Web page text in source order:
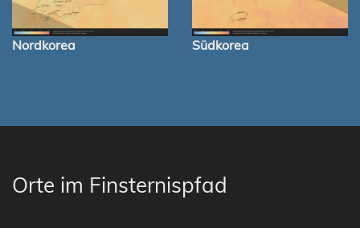
Nordkorea Südkorea
Orte im Finsternispfad